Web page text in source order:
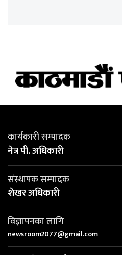
कार्यकारी सम्पादक
नेत्र पी. अधिकारी
संस्थापक सम्पादक
शेखर अधिकारी
विज्ञापनका लागि
newsroom2077@gmail.com